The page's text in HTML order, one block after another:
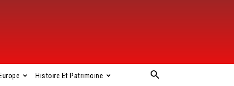
Histoire Et Patrimoine